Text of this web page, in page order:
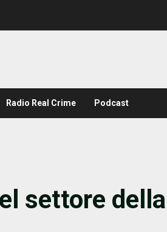
Radio Real Crime Podcast
settore della